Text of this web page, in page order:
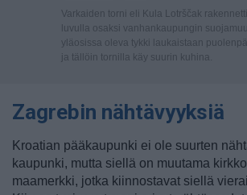
Varkaiden torni eli Kula Lotrščak
luvulla osaksi vanhankaupungin
yläosissa oleva tykki laukaistaan
ja tällöin tornilla käy suurin kuhina.
Zagrebin nähtävyyksiä
Kroatian pääkaupunki ei ole suurten
kaupunki, mutta siellä on muutama
maamerkki, jotka kiinnostavat siellä